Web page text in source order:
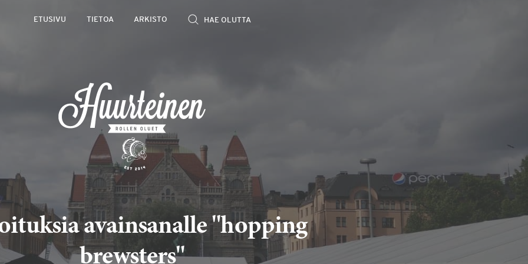
ETUSIVU TIETOA ARKISTO
avainsanalle "hopping
brewsters"